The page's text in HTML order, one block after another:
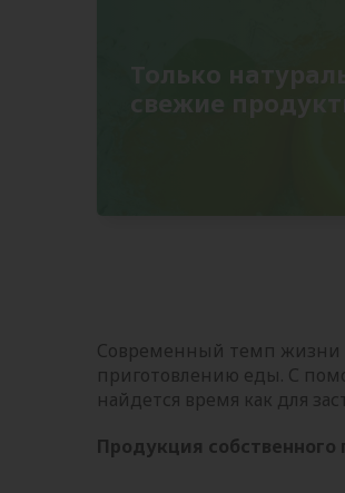
Современный темп жизни
приготовлению еды. С
найдется время как для
Продукция собственного